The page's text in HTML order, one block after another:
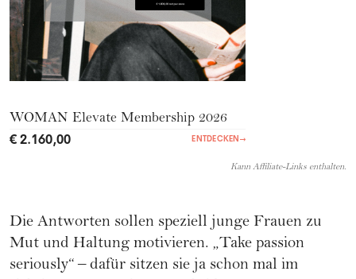
WOMAN Elevate Membership 2026
€ 2.160,00 ENTDECKEN→
Kann Affiliate-Links enthalten.
Die Antworten sollen speziell junge Frauen zu
Mut und Haltung motivieren. „Take passion
seriously“ – dafür sitzen sie ja schon mal im